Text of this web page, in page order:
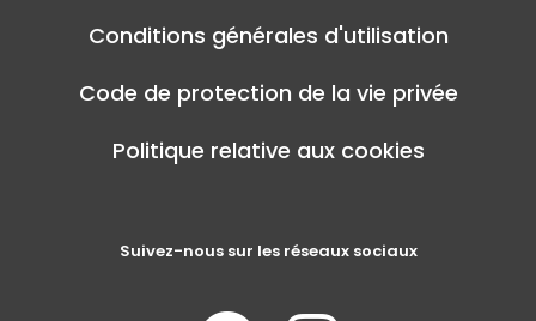
Conditions générales d'utilisation
Code de protection de la vie privée
Politique relative aux cookies
Suivez-nous sur les réseaux sociaux